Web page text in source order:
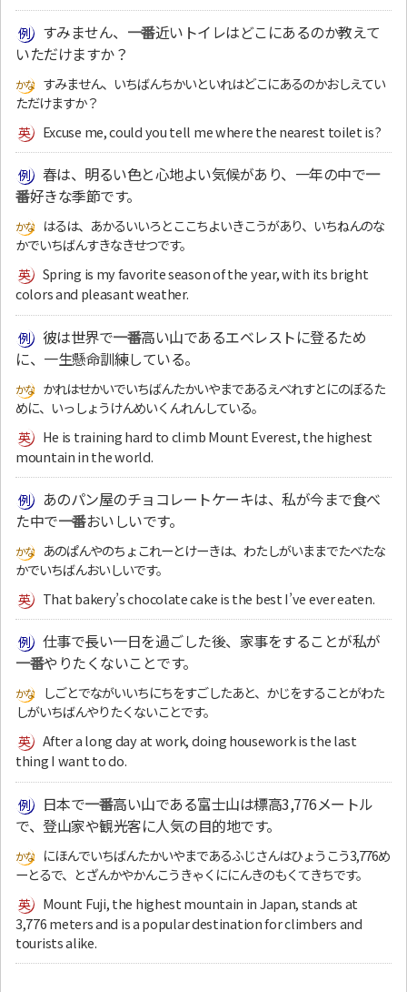
すみません、 一番近いトイレはどこにあるのか教えて
いただけますか？
すみません、いちばんちかいといれはどこにあるのかおしえてい
ただけますか？
Excuse me, could you tell me where the nearest toilet is?
春は、明るい色と心地よい気候があり、一年の中で一
番好きな季節です。
はるは、あかるいいろとここちよいきこうがあり、いちねんのな
かでいちばんすきなきせつです。
Spring is my favorite season of the year, with its bright
colors and pleasant weather.
彼は世界で一番高い山であるエベレストに登るため
に、一生懸命訓練している。
かれはせかいでいちばんたかいやまであるえべれすとにのぼるた
めに、いっしょうけんめいくんれんしている。
He is training hard to climb Mount Everest, the highest
mountain in the world.
あのパン屋のチョコレートケーキは、私が今まで食べ
た中で一番おいしいです。
あのぱんやのちょこれーとけーきは、わたしがいままでたべたな
かでいちばんおいしいです。
That bakery’s chocolate cake is the best I’ve ever eaten.
仕事で長い一日を過ごした後、家事をすることが私が
一番やりたくないことです。
しごとでながいいちにちをすごしたあと、かじをすることがわた
しがいちばんやりたくないことです。
After a long day at work, doing housework is the last
thing I want to do.
日本で一番高い山である富士山は標高3,776メートル
で、登山家や観光客に人気の目的地です。
にほんでいちばんたかいやまであるふじさんはひょうこう3,776め
ーとるで、とざんかやかんこうきゃくににんきのもくてきちです。
Mount Fuji, the highest mountain in Japan, stands at
3,776 meters and is a popular destination for climbers and
tourists alike.